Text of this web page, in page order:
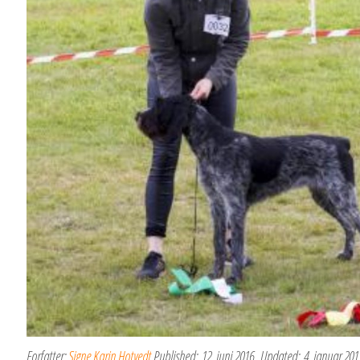
Forfatter:Signe Karin HotvedtPublished: 12. juni 2016 Updated: 4. januar